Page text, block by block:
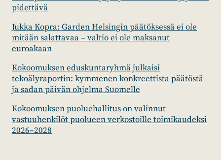
pidettävä
Jukka Kopra: Garden Helsingin päätöksessä ei ole
mitään salattavaa – valtio ei ole maksanut
euroakaan
Kokoomuksen eduskuntaryhmä julkaisi
tekoälyraportin: kymmenen konkreettista päätöstä
ja sadan päivän ohjelma Suomelle
Kokoomuksen puoluehallitus on valinnut
vastuuhenkilöt puolueen verkostoille toimikaudeksi
2026–2028